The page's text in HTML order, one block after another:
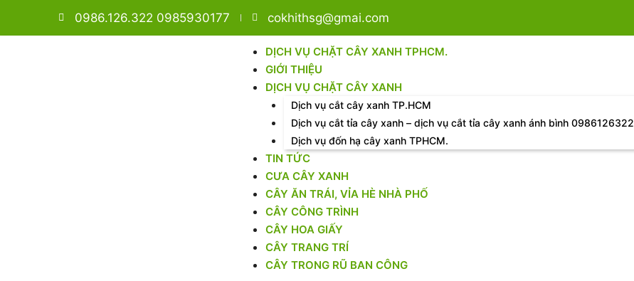
0986.126.322 0985930177 cokhithsg@gmai.com
DỊCH VỤ CHẶT CÂY XANH TPHCM.
GIỚI THIỆU
DỊCH VỤ CHẶT CÂY XANH
Dịch vụ cắt cây xanh TP.HCM
Dịch vụ cắt tỉa cây xanh – dịch vụ cắt tỉa cây xanh ánh bình 0986126322
Dịch vụ đốn hạ cây xanh TPHCM.
TIN TỨC
CƯA CÂY XANH
CÂY ĂN TRÁI, VỈA HÈ NHÀ PHỐ
CÂY CÔNG TRÌNH
CÂY HOA GIẤY
CÂY TRANG TRÍ
CÂY TRONG RŨ BAN CÔNG